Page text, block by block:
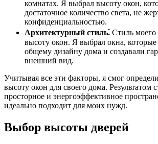
комнатах. Я выбрал высоту окон,
достаточное количество света, не
конфиденциальностью.
Архитектурный стиль⁚ Стиль моего
высоту окон. Я выбрал окна, которые
общему дизайну дома и создавали
внешний вид.
Учитывая все эти факторы, я смог
высоту окон для своего дома. Результатом
просторное и энергоэффективное
идеально подходит для моих нужд.
Выбор высоты дверей